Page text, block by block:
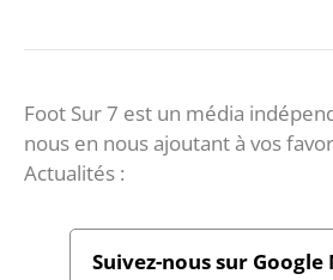
Foot Sur 7 est un média
nous en nous ajoutant à vos
Actualités :
Suivez-nous sur Google